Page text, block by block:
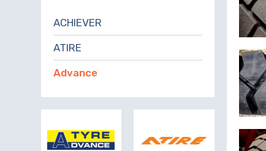
ACHIEVER
ATIRE
Advance